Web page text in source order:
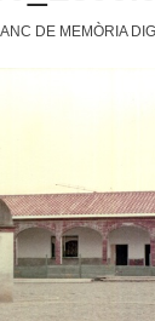
DE MEMÒRIA